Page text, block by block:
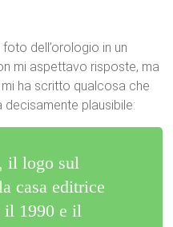
dell’orologio in un
mi aspettavo risposte, ma
mi ha scritto qualcosa che
plausibile:
il logo sul
casa editrice
il 1990 e il